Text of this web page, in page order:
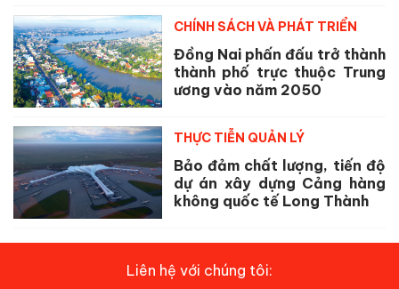
CHÍNH SÁCH VÀ PHÁT TRIỂN
Đồng Nai phấn đấu trở thành
thành phố trực thuộc Trung
ương vào năm 2050
THỰC TIỄN QUẢN LÝ
Bảo đảm chất lượng, tiến độ
dự án xây dựng Cảng hàng
không quốc tế Long Thành
Liên hệ với chúng tôi: